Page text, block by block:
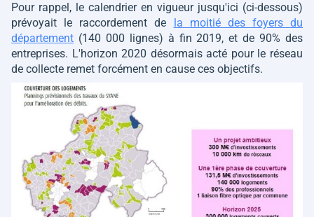
Pour rappel, le calendrier en vigueur jusqu'ici (ci-dessous)
prévoyait le raccordement de la moitié des foyers du
département (140 000 lignes) à fin 2019, et de 90% des
entreprises. L'horizon 2020 désormais acté pour le réseau
de collecte remet forcément en cause ces objectifs.